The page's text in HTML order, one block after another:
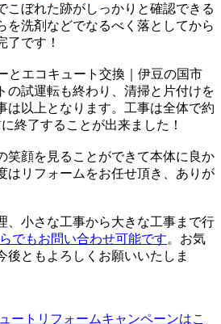
こぼれた跡がしっかりと確認できる
を洗剤などでなるべく落としてから
了です！
試運転も終わり、 清掃と片付けを
は以上となります。 工事は全体で約
終了することが出来ました！
笑顔を見ることができて本体に良か
はリフォームをお任せ頂き、ありが
、小さな工事から大きな工事まで行
でもお問い合わせ可能です。 お気
後ともよろしくお願いいたしま
ートリフォームキャンペーンはこ